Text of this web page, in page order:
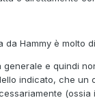
da Hammy è molto
generale e quindi
indicato, che un
(ossia